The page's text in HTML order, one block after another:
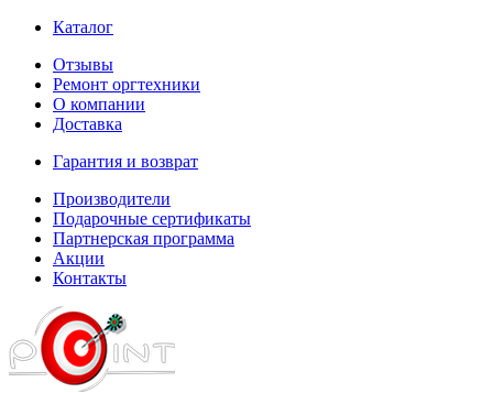
Каталог
Отзывы
Ремонт оргтехники
О компании
Доставка
Гарантия и возврат
Производители
Подарочные сертификаты
Партнерская программа
Акции
Контакты